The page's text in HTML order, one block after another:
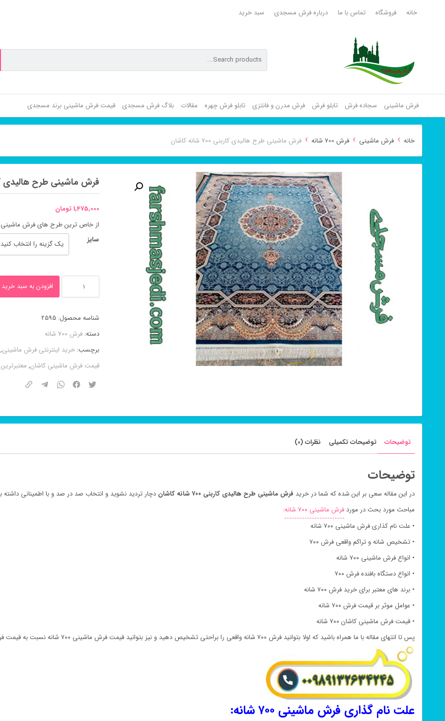
خانه فروشگاه تماس با ما درباره فرش مسجدی سبد خرید
فرش ماشینی سجاده فرش تابلو فرش فرش مدرن و فانتزی تابلو فرش چهره مقالات بلاگ فرش مسجدی قیمت فرش ماشینی برند مسجدی
خانه › فرش ماشینی › فرش 700 شانه › فرش ماشینی طرح هالیدی کاربنی ۷۰۰ شانه کاشان
فرش ماشینی طرح هالیدی کاربنی ۷۰۰
1,475,000 تومان
از خاص ترین طرح های فرش ماشینی ۷۰۰ شانه
سایز
ماشینی
طرح
هالیدی
۷۰۰
افزودن به سبد خرید
شناسه محصول:2595
دسته:فرش 700 شانه
برچسب:خرید اینترنتی فرش ماشینی
قیمت فرش ماشینی کاشان,
توضیحات توضیحات تکمیلی نظرات (0)
توضیحات
در این مقاله سعی بر این شده که شما در خرید فرش ماشینی طرح هالیدی کاربنی ۷۰۰ شانه کاشان
دچار تردید نشوید و انتخاب صد در صد و با اطمینانی داشته
مباحث مورد بحث در موردفرش ماشینی ۷۰۰ شانه
:
• علت نام کذاری فرش ماشینی ۷۰۰ شانه
• تشخیص شانه و تراکم واقعی فرش ۷۰۰
• انواع فرش ماشینی ۷۰۰ شانه
• انواع دستگاه بافنده فرش ۷۰۰
• برند های معتبر برای خرید فرش ۷۰۰ شانه
• عوامل موثر بر قیمت فرش ۷۰۰ شانه
• قیمت فرش ماشینی کاشان ۷۰۰ شانه
پس تا انتهای مقاله با ما همراه باشید که اولا بتوانید فرش ۷۰۰ شانه واقعی را براحتی تشخیص دهید و نیز بتوانید قیمت فرش ماشینی ۷۰۰ شانه نسبت به قیمت فرش طرح ۷۰۰ براحتی بشناسید.
علت نام گذاری فرش ماشینی ۷۰۰ شانه: